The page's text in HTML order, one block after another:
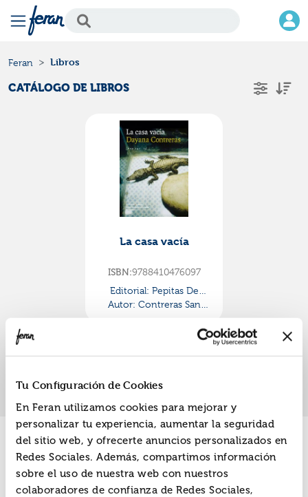
Tu Configuración de Cookies
En Feran utilizamos cookies para mejorar y
personalizar tu experiencia, aumentar la seguridad
del sitio web, y ofrecerte anuncios personalizados en
Redes Sociales. Además, compartimos información
sobre el uso de nuestra web con nuestros
colaboradores de confianza de Redes Sociales,
Feran Libros
CATÁLOGO DE LIBROS
La casa vacía
ISBN:9788410476097
Editorial: Pepitas De
Calabaza
Autor: Contreras San
Promociones